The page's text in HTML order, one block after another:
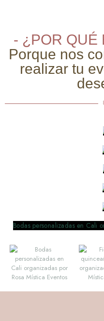
- ¿POR QUÉ
Porque nos
realizar tu